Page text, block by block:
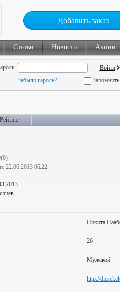
Добавить заказ
Статьи Новости Акции
Забыли пароль? Запомнить
Рейтинг
22.06.2013 06:22
Никита
26
Мужской
http://